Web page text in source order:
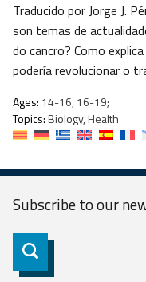
Traducido por Jorge J.
son temas de
do cancro? Como
podería revolucionar o
Ages: 14-16, 16-19;
Topics:Biology, Health
Subscribe to our
Subscribe